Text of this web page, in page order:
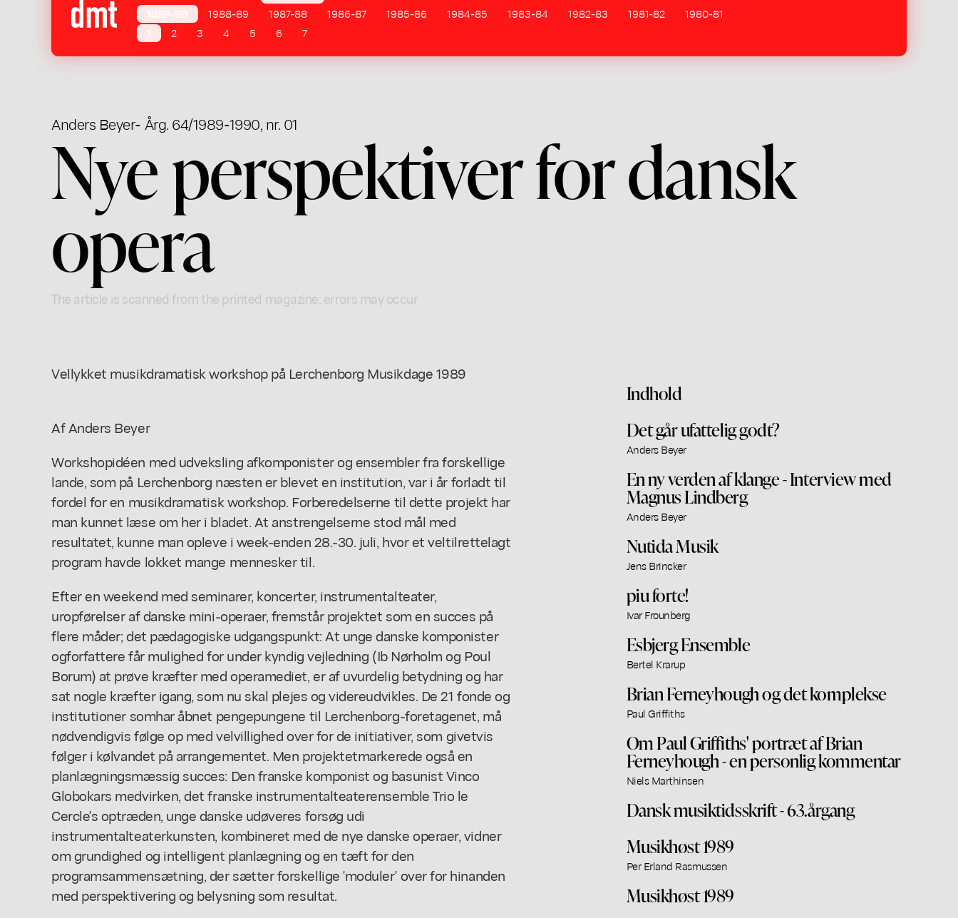
1988-89 1987-88 1986-87 1985-86 1984-85 1983-84 1982-83 1981-82
1980-81
2 3 4 5 6 7
Anders Beyer- Årg. 64/1989-1990, nr. 01
Nye perspektiver for dansk
opera
The article is scanned from the printed magazine; errors may occur
Vellykket musikdramatisk workshop på Lerchenborg Musikdage 1989
Af Anders Beyer
Workshopidéen med udveksling afkomponister og ensembler fra forskellige
lande, som på Lerchenborg næsten er blevet en institution, var i år forladt til
fordel for en musikdramatisk workshop. Forberedelserne til dette projekt har
man kunnet læse om her i bladet. At anstrengelserne stod mål med
resultatet, kunne man opleve i week-enden 28.-30. juli, hvor et veltilrettelagt
program havde lokket mange mennesker til.
Efter en weekend med seminarer, koncerter, instrumentalteater,
uropførelser af danske mini-operaer, fremstår projektet som en succes på
flere måder; det pædagogiske udgangspunkt: At unge danske komponister
ogforfattere får mulighed for under kyndig vejledning (Ib Nørholm og Poul
Borum) at prøve kræfter med operamediet, er af uvurdelig betydning og har
sat nogle kræfter igang, som nu skal plejes og videreudvikles. De 21 fonde og
institutioner somhar åbnet pengepungene til Lerchenborg-foretagenet, må
nødvendigvis følge op med velvillighed over for de initiativer, som givetvis
følger i kølvandet på arrangementet. Men projektetmarkerede også en
planlægningsmæssig succes: Den franske komponist og basunist Vinco
Globokars medvirken, det franske instrumentalteaterensemble Trio le
Cercle's optræden, unge danske udøveres forsøg udi
instrumentalteaterkunsten, kombineret med de nye danske operaer, vidner
om grundighed og intelligent planlægning og en tæft for den
programsammensætning, der sætter forskellige 'moduler' over for hinanden
med perspektivering og belysning som resultat.
Indhold
Det går ufattelig godt?
Anders Beyer
En ny verden af klange - Interview med
Magnus Lindberg
Anders Beyer
Nutida Musik
Jens Brincker
piu forte!
Ivar Frounberg
Esbjerg Ensemble
Bertel Krarup
Brian Ferneyhough og det komplekse
Paul Griffiths
Om Paul Griffiths' portræt af Brian
Ferneyhough - en personlig kommentar
Niels Marthinsen
Dansk musiktidsskrift - 63.årgang
Musikhøst 1989
Per Erland Rasmussen
Musikhøst 1989